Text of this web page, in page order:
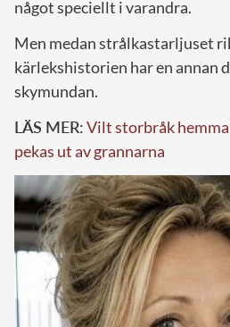
något speciellt i varandra.
Men medan strålkastarljuset
kärlekshistorien har en annan
skymundan.
LÄS MER:Vilt storbråk
pekas ut av grannarna